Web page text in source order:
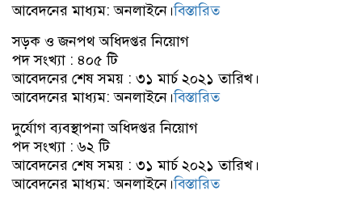
আবেদনের মাধ্যম: অনলাইনে।বিস্তারিত
সড়ক ও জনপথ অধিদপ্তর নিয়োগ
পদ সংখ্যা : ৪০৫ টি
আবেদনের শেষ সময় : ৩১ মার্চ ২০২১ তারিখ।
আবেদনের মাধ্যম: অনলাইনে।বিস্তারিত
দুর্যোগ ব্যবস্থাপনা অধিদপ্তর নিয়োগ
পদ সংখ্যা : ৬২ টি
আবেদনের শেষ সময় : ৩১ মার্চ ২০২১ তারিখ।
আবেদনের মাধ্যম: অনলাইনে।বিস্তারিত